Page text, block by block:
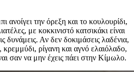
ανοίγει την όρεξη και το κουλουρίδι,
με κοκκινιστό κατσικάκι είναι
δυνάμεις. Αν δεν δοκιμάσεις λαδένια,
κρεμμύδι, ρίγανη και αγνό ελαιόλαδο,
σαν να μην έχεις πάει στην Κίμωλο.